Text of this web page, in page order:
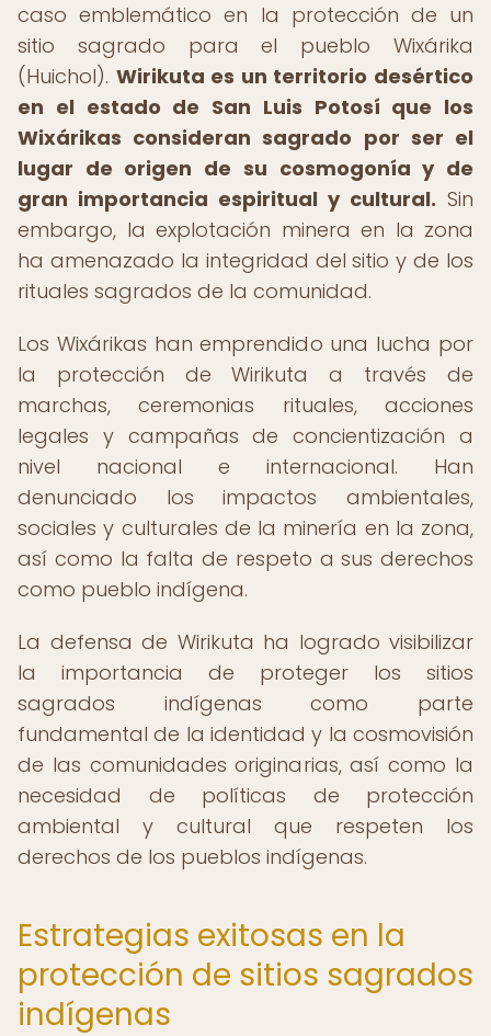
caso emblemático en la protección de un
sitio sagrado para el pueblo Wixárika
(Huichol). Wirikuta es un territorio desértico
en el estado de San Luis Potosí que los
Wixárikas consideran sagrado por ser el
lugar de origen de su cosmogonía y de
gran importancia espiritual y cultural. Sin
embargo, la explotación minera en la zona
ha amenazado la integridad del sitio y de los
rituales sagrados de la comunidad.
Los Wixárikas han emprendido una lucha por
la protección de Wirikuta a través de
marchas, ceremonias rituales, acciones
legales y campañas de concientización a
nivel nacional e internacional. Han
denunciado los impactos ambientales,
sociales y culturales de la minería en la zona,
así como la falta de respeto a sus derechos
como pueblo indígena.
La defensa de Wirikuta ha logrado visibilizar
la importancia de proteger los sitios
sagrados indígenas como parte
fundamental de la identidad y la cosmovisión
de las comunidades originarias, así como la
necesidad de políticas de protección
ambiental y cultural que respeten los
derechos de los pueblos indígenas.
Estrategias exitosas en la
protección de sitios sagrados
indígenas